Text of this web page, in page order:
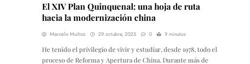
El XIV Plan Quinquenal: una hoja de ruta
hacia la modernización china
Marcelo Muñoz 29 octubre, 2025 0 9 minutos
He tenido el privilegio de vivir y estudiar, desde 1978, todo el
proceso de Reforma y Apertura de China. Durante más de